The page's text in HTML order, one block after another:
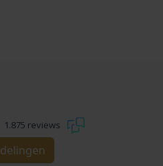
1.875 reviews